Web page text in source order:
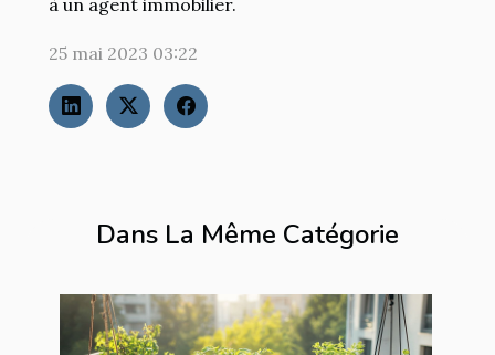
Dans La Même Catégorie
25 mai 2023 03:22